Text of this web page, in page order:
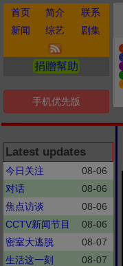
首页 简介
联系
新闻
综艺 剧集
捐贈幫助
手机优先版
Latest updates
今日关注
08-06
对话
08-06
焦点访谈
08-06
CCTV新闻节目
08-06
密室大逃脱
08-07
生活这一刻
08-07